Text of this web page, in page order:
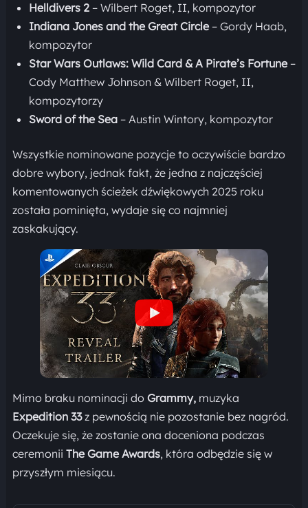
Helldivers 2– Wilbert Roget, II, kompozytor
Indiana Jones and the Great Circle– Gordy Haab,
kompozytor
Star Wars Outlaws: Wild Card & A Pirate’s Fortune–
Cody Matthew Johnson & Wilbert Roget, II,
kompozytorzy
Sword of the Sea– Austin Wintory, kompozytor
Wszystkie nominowane pozycje to oczywiście bardzo
dobre wybory, jednak fakt, że jedna z najczęściej
komentowanych ścieżek dźwiękowych 2025 roku
została pominięta, wydaje się co najmniej
zaskakujący.
Mimo braku nominacji do Grammy,muzyka
Expedition 33z pewnością nie pozostanie bez nagród.
Oczekuje się, że zostanie ona doceniona podczas
ceremonii The Game Awards, która odbędzie się w
przyszłym miesiącu.